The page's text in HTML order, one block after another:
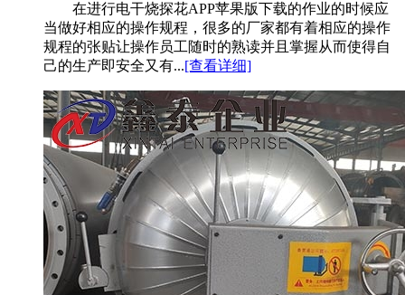
在进行电干烧探花APP苹果版下载的作业的时候应
当做好相应的操作规程，很多的厂家都有着相应的操作
规程的张贴让操作员工随时的熟读并且掌握从而使得自
己的生产即安全又有...[查看详细]